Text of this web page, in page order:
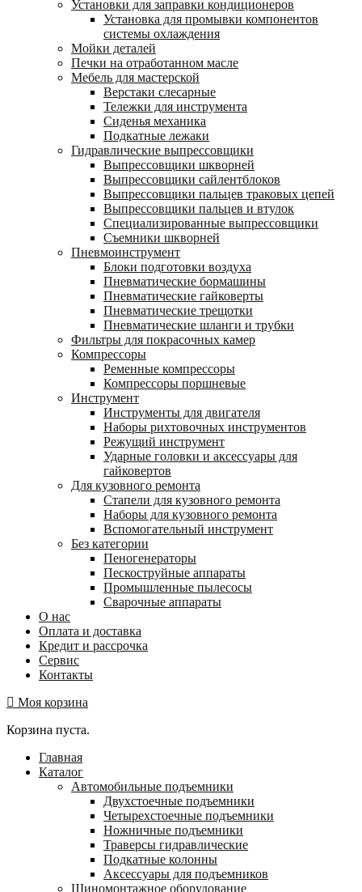
Установки для заправки кондиционеров
Установка для промывки компонентов
системы охлаждения
Мойки деталей
Печки на отработанном масле
Мебель для мастерской
Верстаки слесарные
Тележки для инструмента
Сиденья механика
Подкатные лежаки
Гидравлические выпрессовщики
Выпрессовщики шкворней
Выпрессовщики сайлентблоков
Выпрессовщики пальцев траковых цепей
Выпрессовщики пальцев и втулок
Специализированные выпрессовщики
Cъемники шкворней
Пневмоинструмент
Блоки подготовки воздуха
Пневматические бормашины
Пневматические гайковерты
Пневматические трещотки
Пневматические шланги и трубки
Фильтры для покрасочных камер
Компрессоры
Ременные компрессоры
Компрессоры поршневые
Инструмент
Инструменты для двигателя
Наборы рихтовочных инструментов
Режущий инструмент
Ударные головки и аксессуары для
гайковертов
Для кузовного ремонта
Стапели для кузовного ремонта
Наборы для кузовного ремонта
Вспомогательный инструмент
Без категории
Пеногенераторы
Пескоструйные аппараты
Промышленные пылесосы
Сварочные аппараты
О нас
Оплата и доставка
Кредит и рассрочка
Сервис
Контакты
Моя корзина
Корзина пуста.
Главная
Каталог
Автомобильные подъемники
Двухстоечные подъемники
Четырехстоечные подъемники
Ножничные подъемники
Траверсы гидравлические
Подкатные колонны
Аксессуары для подъемников
Шиномонтажное оборудование